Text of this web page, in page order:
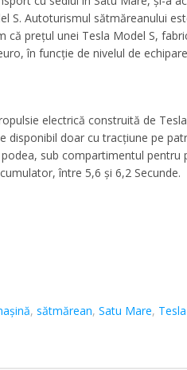
S. Autoturismul sătmăreanului
prețul unei Tesla Model S,
în funcție de nivelul de
electrică construită de
disponibil doar cu tracțiune pe
sub compartimentul pentru
între 5,6 și 6,2 Secunde.
, sătmărean, Satu Mare, Tesla